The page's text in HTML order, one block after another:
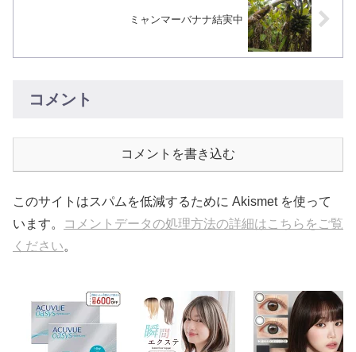
ミャンマーバナナ結実中
コメント
コメントを書き込む
このサイトはスパムを低減するために Akismet を使って
います。
コメントデータの処理方法の詳細はこちらをご覧
ください。